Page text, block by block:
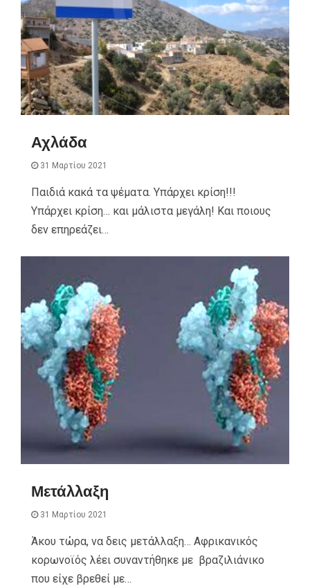
Αχλάδα
31 Μαρτίου 2021
Παιδιά κακά τα ψέματα. Υπάρχει κρίση!!!
Υπάρχει κρίση… και μάλιστα μεγάλη! Και ποιους
δεν επηρεάζει…
Μετάλλαξη
31 Μαρτίου 2021
Άκου τώρα, να δεις μετάλλαξη… Αφρικανικός
κορωνοϊός λέει συναντήθηκε με βραζιλιάνικο
που είχε βρεθεί με…